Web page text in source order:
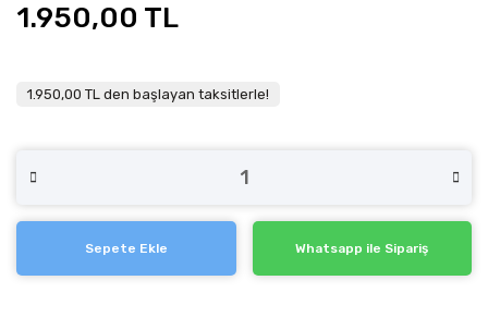
1.950,00 TL
1.950,00 TL den başlayan taksitlerle!
Sepete Ekle Whatsapp ile Sipariş